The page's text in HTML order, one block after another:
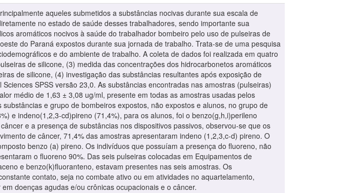
aqueles submetidos a substâncias nocivas durante sua escala de
no estado de saúde desses trabalhadores, sendo importante sua
aromáticos nocivos à saúde do trabalhador bombeiro pelo uso de pulseiras de
do Paraná expostos durante sua jornada de trabalho. Trata-se de uma pesquisa
e do ambiente de trabalho. A coleta de dados foi realizada em quatro
de silicone, (3) medida das concentrações dos hidrocarbonetos aromáticos
de silicone, (4) investigação das substâncias resultantes após exposição de
SPSS versão 23,0. As substâncias encontradas nas amostras (pulseiras)
médio de 1,63 ± 3,08 ug/ml, presente em todas as amostras usadas pelos
e grupo de bombeiros expostos, não expostos e alunos, no grupo de
e indeno(1,2,3-cd)pireno (71,4%), para os alunos, foi o benzo(g,h,i)perileno
e a presença de substâncias nos dispositivos passivos, observou-se que os
de câncer, 71,4% das amostras apresentaram indeno (1,2,3,c-d) pireno. O
benzo (a) pireno. Os indivíduos que possuíam a presença do fluoreno, não
o fluoreno 90%. Das seis pulseiras colocadas em Equipamentos de
e benzo(k)fluoranteno, estavam presentes nas seis amostras. Os
contato, seja no combate ativo ou em atividades no aquartelamento,
doenças agudas e/ou crônicas ocupacionais e o câncer.